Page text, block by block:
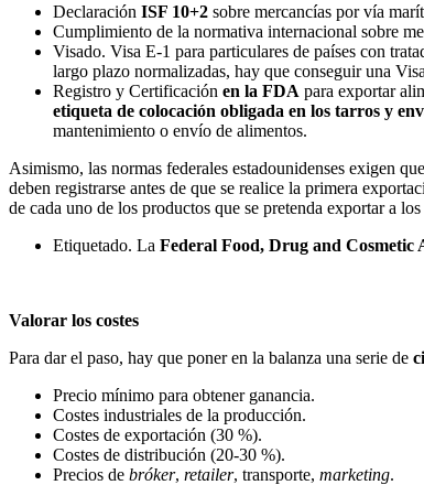
Declaración ISF 10+2 sobre mercancías por vía
Cumplimiento de la normativa internacional sobre
Visado. Visa E-1 para particulares de países con
largo plazo normalizadas, hay que conseguir una
Registro y Certificación en la FDA para exportar
etiqueta de colocación obligada en los tarros y
mantenimiento o envío de alimentos.
Asimismo, las normas federales estadounidenses exigen
deben registrarse antes de que se realice la primera
de cada uno de los productos que se pretenda exportar a
Etiquetado. La Federal Food, Drug and Cosmetic
Valorar los costes
Para dar el paso, hay que poner en la balanza una serie de
Precio mínimo para obtener ganancia.
Costes industriales de la producción.
Costes de exportación (30 %).
Costes de distribución (20-30 %).
Precios de bróker, retailer, transporte, marketing.